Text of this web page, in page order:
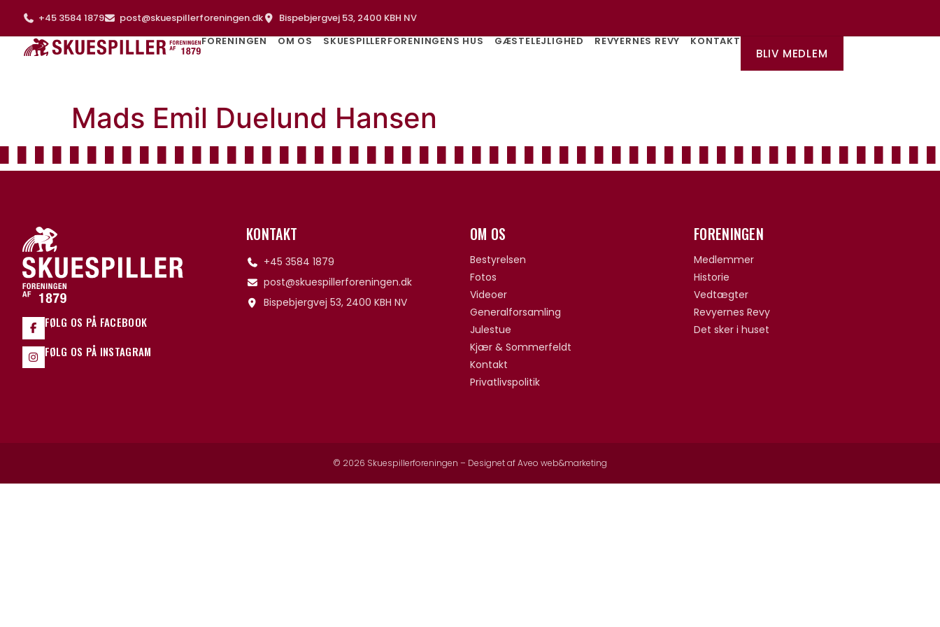
+45 3584 1879 post@skuespillerforeningen.dk
Bispebjergvej 53, 2400 KBH NV
FORENINGEN
OM OS SKUESPILLERFORENINGENS HUS GÆSTELEJLIGHED REVYERNES REVY KONTAKT
BLIV MEDLEM
Mads Emil Duelund Hansen
FØLG OS PÅ FACEBOOK
FØLG OS PÅ INSTAGRAM
KONTAKT
+45 3584 1879
post@skuespillerforeningen.dk
Bispebjergvej 53, 2400 KBH NV
OM OS
Bestyrelsen
Fotos
Videoer
Generalforsamling
Julestue
Kjær & Sommerfeldt
Kontakt
Privatlivspolitik
FORENINGEN
Medlemmer
Historie
Vedtægter
Revyernes Revy
Det sker i huset
© 2026 Skuespillerforeningen – Designet afAveo web&marketing